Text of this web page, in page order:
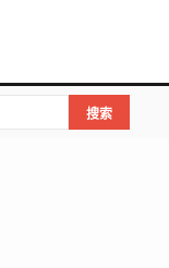
搜索